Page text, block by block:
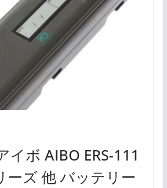
イボ AIBO ERS-111
ーズ 他 バッテリー